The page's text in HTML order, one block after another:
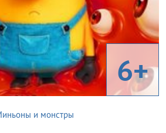
6+
и монстры